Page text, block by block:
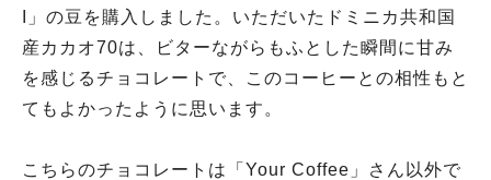
I」の豆を購入しました。いただいたドミニカ共和国
産カカオ70は、ビターながらもふとした瞬間に甘み
を感じるチョコレートで、このコーヒーとの相性もと
てもよかったように思います。
こちらのチョコレートは「Your Coffee」さん以外で